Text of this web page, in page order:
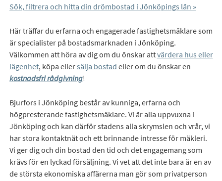
Sök, filtrera och hitta din drömbostad i Jönköpings län »
Här träffar du erfarna och engagerade fastighetsmäklare som
är specialister på bostadsmarknaden i Jönköping.
Välkommen att höra av dig om du önskar attvärdera hus eller
lägenhet, köpa ellersälja bostad eller om du önskar en
kostnadsfri rådgivning!
Bjurfors i Jönköping består av kunniga, erfarna och
högpresterande fastighetsmäklare. Vi är alla uppvuxna i
Jönköping och kan därför stadens alla skrymslen och vrår, vi
har stora kontaktnät och ett brinnande intresse för mäkleri.
Vi ger dig och din bostad den tid och det engagemang som
krävs för en lyckad försäljning. Vi vet att det inte bara är en av
de största ekonomiska affärerna man gör som privatperson